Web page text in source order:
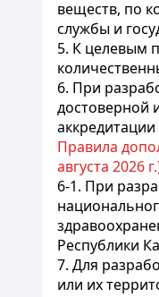
веществ, по
службы и
5. К целевым
6. При
достоверной
Правила
августа 2026
6-1. При
Республики
7. Для
или их